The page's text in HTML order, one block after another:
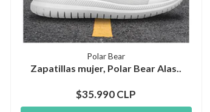
Polar Bear
Zapatillas mujer, Polar Bear Alas..
$35.990 CLP